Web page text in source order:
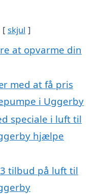
skjul
at opvarme din
med at få pris
i Uggerby
speciale i luft til
hjælpe
tilbud på luft til